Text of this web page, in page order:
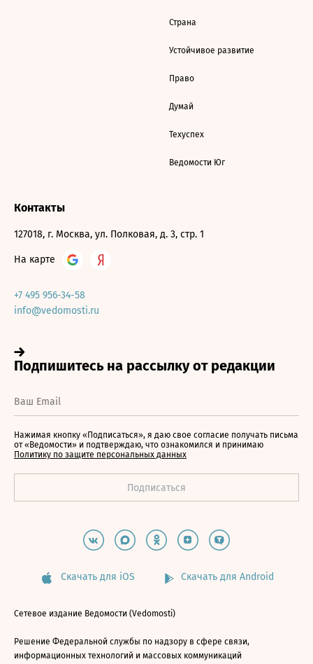
Страна
Устойчивое развитие
Право
Думай
Техуспех
Ведомости Юг
Контакты
127018, г. Москва, ул. Полковая, д. 3, стр. 1
На карте
+7 495 956-34-58
info@vedomosti.ru
Нажимая кнопку «Подписаться», я даю свое согласие получать письма
от «Ведомости» и подтверждаю, что ознакомился и принимаю
Политику по защите персональных данных
Скачать для iOS Скачать для Android
Сетевое издание Ведомости (Vedomosti)
Решение Федеральной службы по надзору в сфере связи,
информационных технологий и массовых коммуникаций